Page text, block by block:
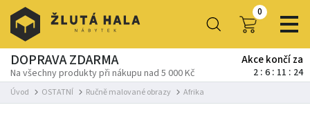
0
DOPRAVA ZDARMA
Na všechny produkty při nákupu nad 5 000 Kč
Akce končí za
2 6 11 24
Úvod OSTATNÍ Ručně malované obrazy Afrika